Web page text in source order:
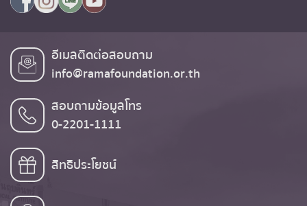
อีเมลติดต่อสอบถาม
info@ramafoundation.or.th
สอบถามข้อมูลโทร
0-2201-1111
สิทธิประโยชน์